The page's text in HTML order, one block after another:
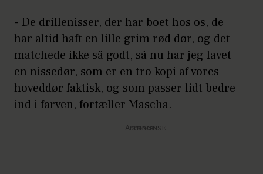
- De drillenisser, der har boet hos os, de
har altid haft en lille grim rød dør, og det
matchede ikke så godt, så nu har jeg lavet
en nissedør, som er en tro kopi af vores
hoveddør faktisk, og som passer lidt bedre
ind i farven, fortæller Mascha.
Annonce